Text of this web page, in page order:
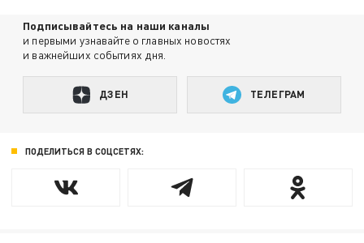
Подписывайтесь на наши каналы
и первыми узнавайте о главных новостях
и важнейших событиях дня.
ДЗЕН ТЕЛЕГРАМ
ПОДЕЛИТЬСЯ В СОЦСЕТЯХ: